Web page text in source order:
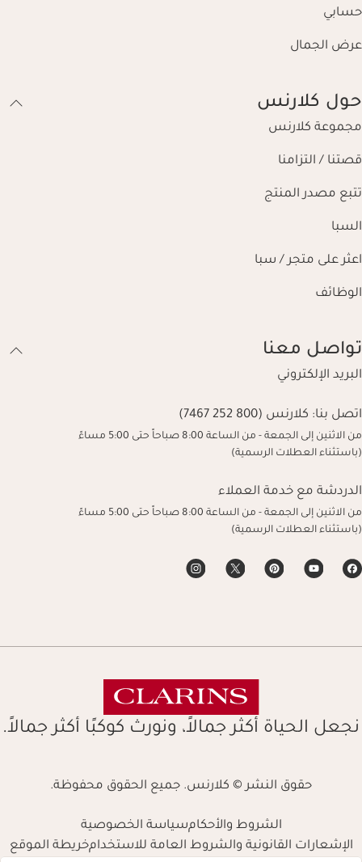
حسابي
عرض الجمال
حول كلارنس
مجموعة كلارنس
قصتنا / التزامنا
تتبع مصدر المنتج
السبا
اعثر على متجر / سبا
الوظائف
تواصل معنا
البريد الإلكتروني
اتصل بنا: كلارنس (800 252 7467)
من الاثنين إلى الجمعة - من الساعة 8:00 صباحاً حتى 5:00 مساءً
(باستثناء العطلات الرسمية)
الدردشة مع خدمة العملاء
من الاثنين إلى الجمعة - من الساعة 8:00 صباحاً حتى 5:00 مساءً
(باستثناء العطلات الرسمية)
نجعل الحياة أكثر جمالاً، ونورث كوكبًا أكثر جمالاً.
حقوق النشر © كلارنس. جميع الحقوق محفوظة.
الشروط والأحكامسياسة الخصوصية
الإشعارات القانونية والشروط العامة للاستخدامخريطة الموقع
Navigates to